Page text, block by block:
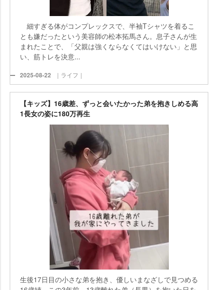
細すぎる体がコンプレックスで、半袖Tシャツを着るこ
とも嫌だったという美容師の松本拓馬さん。息子さんが生
まれたことで、「父親は強くならなくてはいけない」と思
い、筋トレを決意...
2025-08-22 ｜ライフ｜
【キッズ】16歳差、ずっと会いたかった弟を抱きしめる高
1長女の姿に180万再生
生後17日目の小さな弟を抱き、優しいまなざしで見つめる